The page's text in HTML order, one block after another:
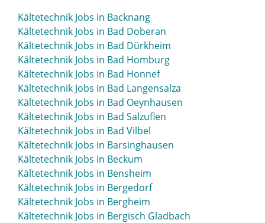
Kältetechnik Jobs in Backnang
Kältetechnik Jobs in Bad Doberan
Kältetechnik Jobs in Bad Dürkheim
Kältetechnik Jobs in Bad Homburg
Kältetechnik Jobs in Bad Honnef
Kältetechnik Jobs in Bad Langensalza
Kältetechnik Jobs in Bad Oeynhausen
Kältetechnik Jobs in Bad Salzuflen
Kältetechnik Jobs in Bad Vilbel
Kältetechnik Jobs in Barsinghausen
Kältetechnik Jobs in Beckum
Kältetechnik Jobs in Bensheim
Kältetechnik Jobs in Bergedorf
Kältetechnik Jobs in Bergheim
Kältetechnik Jobs in Bergisch Gladbach